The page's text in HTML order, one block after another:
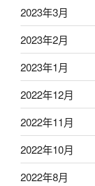
2023年3月
2023年2月
2023年1月
2022年12月
2022年11月
2022年10月
2022年8月